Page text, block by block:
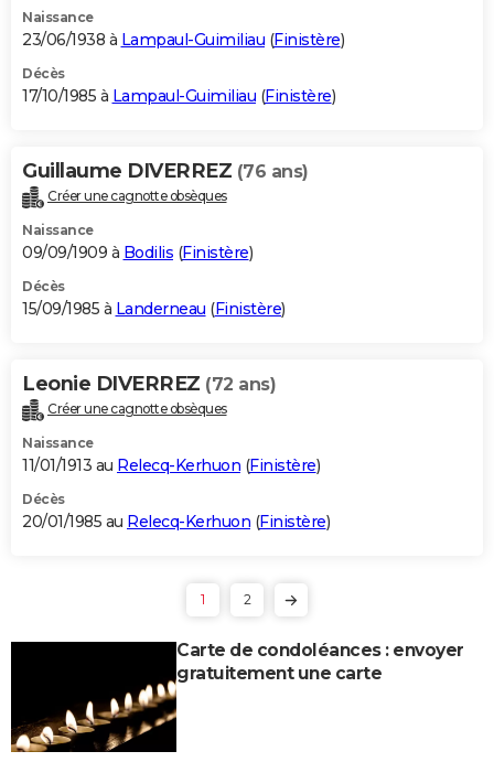
Naissance
23/06/1938 à Lampaul-Guimiliau (Finistère)
Décès
17/10/1985 à Lampaul-Guimiliau (Finistère)
Guillaume DIVERREZ (76 ans)
Créer une cagnotte obsèques
Naissance
09/09/1909 à Bodilis (Finistère)
Décès
15/09/1985 à Landerneau (Finistère)
Leonie DIVERREZ (72 ans)
Créer une cagnotte obsèques
Naissance
11/01/1913 au Relecq-Kerhuon (Finistère)
Décès
20/01/1985 au Relecq-Kerhuon (Finistère)
1 2
Carte de condoléances : envoyer
gratuitement une carte